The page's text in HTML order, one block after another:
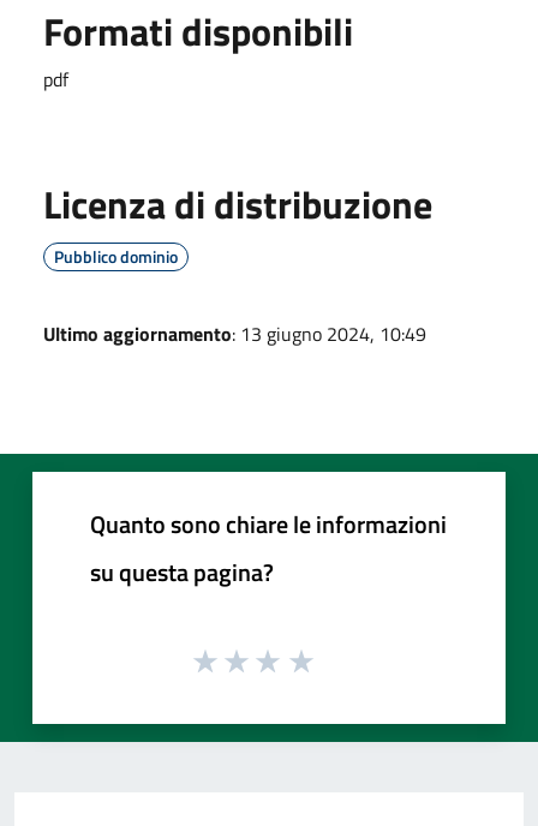
Formati disponibili
pdf
Licenza di distribuzione
Pubblico dominio
Ultimo aggiornamento: 13 giugno 2024, 10:49
Quanto sono chiare le informazioni
su questa pagina?